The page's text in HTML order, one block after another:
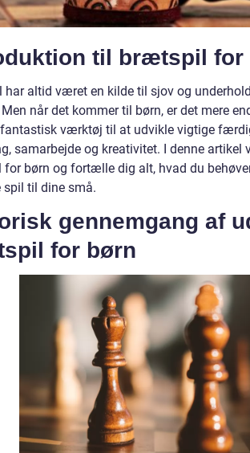
til brætspil for
altid været en kilde til sjov og
når det kommer til børn, er det mere
værktøj til at udvikle vigtige
samarbejde og kreativitet. I denne artikel
børn og fortælle dig alt, hvad du
spil til dine små.
gennemgang af
for børn